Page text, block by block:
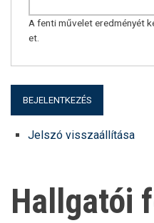
A fenti művelet eredményét
et.
Jelszó visszaállítása
Hallgatói